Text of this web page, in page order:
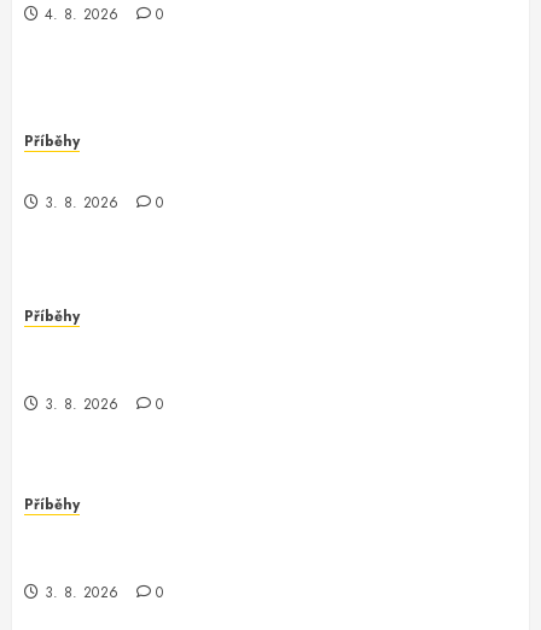
4. 8. 2026 0
Příběhy
3. 8. 2026 0
Příběhy
3. 8. 2026 0
Příběhy
3. 8. 2026 0